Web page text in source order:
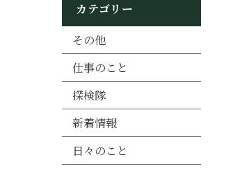
カテゴリー
その他
仕事のこと
探検隊
新着情報
日々のこと